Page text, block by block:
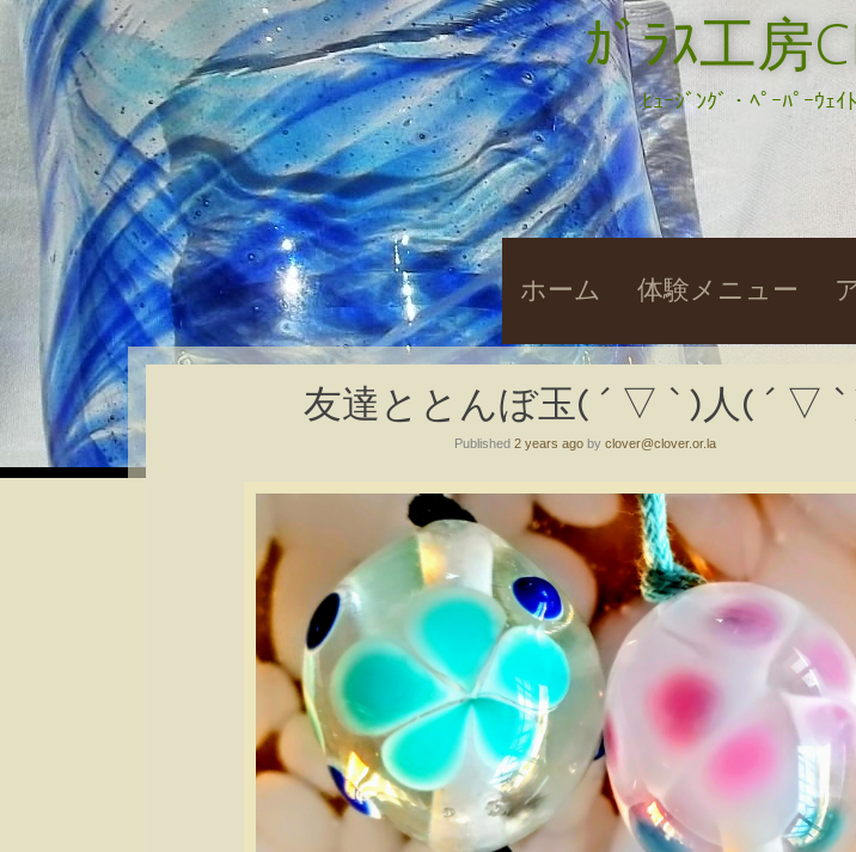
ｶﾞﾗｽ工房
ﾋｭｰｼﾞﾝｸﾞ・ﾍﾟｰﾊﾟｰｳｪ
Skip
content
ホーム 体験メニュー
友達ととんぼ玉( ´ ▽ ` )人( ´ ▽ `
Published 2 years ago by clover@clover.or.la